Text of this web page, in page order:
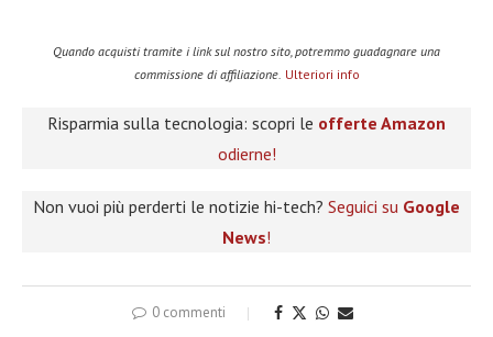
Quando acquisti tramite i link sul nostro sito, potremmo guadagnare una
commissione di affiliazione. Ulteriori info
Risparmia sulla tecnologia: scopri le offerte Amazon
odierne!
Non vuoi più perderti le notizie hi-tech? Seguici su Google
News!
0 commenti